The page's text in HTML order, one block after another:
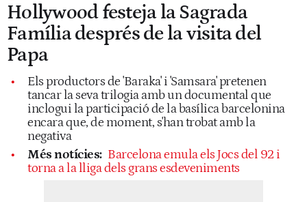
Hollywood festeja la Sagrada
Família després de la visita del
Papa
Els productors de 'Baraka' i 'Samsara' pretenen
tancar la seva trilogia amb un documental que
inclogui la participació de la basílica barcelonina
encara que, de moment, s'han trobat amb la
negativa
Més notícies: Barcelona emula els Jocs del 92 i
torna a la lliga dels grans esdeveniments